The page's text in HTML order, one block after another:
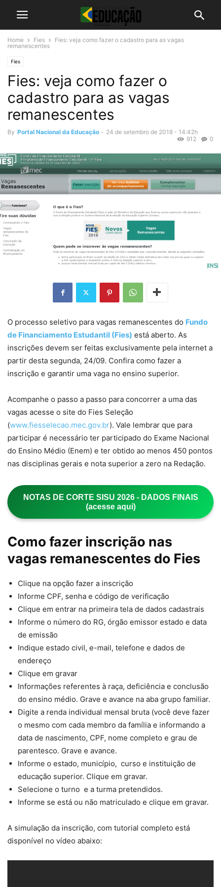
Home Fies
Fies: veja como fazer o cadastro para as vagas
remanescentes
Fies
Fies: veja como fazer o
cadastro para as vagas
remanescentes
By Portal Nacional da Educação - 24 de setembro de 2018 - 14:42h
0
912
O processo seletivo para vagas remanescentes do Fundo
de Financiamento Estudantil (Fies) está aberto. As
inscrições devem ser feitas exclusivamente pela internet a
partir desta segunda, 24/09. Confira como fazer a
inscrição e garantir uma vaga no ensino superior.
Acompanhe o passo a passo para concorrer a uma das
vagas acesse o site do Fies Seleção
(www.fiesselecao.mec.gov.br). Vale lembrar que para
participar é necessário ter participado do Exame Nacional
do Ensino Médio (Enem) e ter obtido ao menos 450 pontos
nas disciplinas gerais e nota superior a zero na Redação.
NOTAS DE CORTE SISU 2026 - DADOS FINAIS
(acesse aqui)
Como fazer inscrição nas
vagas remanescentes do Fies
Clique na opção fazer a inscrição
Informe CPF, senha e código de verificação
Clique em entrar na primeira tela de dados cadastrais
Informe o número do RG, órgão emissor estado e data
de emissão
Indique estado civil, e-mail, telefone e dados de
endereço
Clique em gravar
Informações referentes à raça, deficiência e conclusão
do ensino médio. Grave e avance na aba grupo familiar.
Digite a renda individual mensal bruta (você deve fazer
o mesmo com cada membro da família e informando a
data de nascimento, CPF, nome completo e grau de
parentesco. Grave e avance.
Informe o estado, município, curso e instituição de
educação superior. Clique em gravar.
Selecione o turno e a turma pretendidos.
Informe se está ou não matriculado e clique em gravar.
A simulação da inscrição, com tutorial completo está
disponível no vídeo abaixo: